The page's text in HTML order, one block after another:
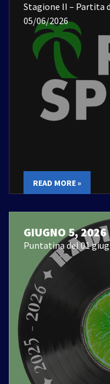
Stagione II – Partita
05/06/2026
READ MORE »
GIUGNO 5, 2026
Puntatina del 01